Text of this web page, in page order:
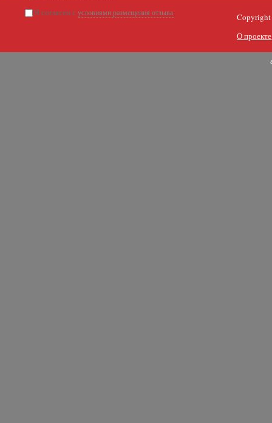
Я согласен сусловиями размещения отзыва
О проекте